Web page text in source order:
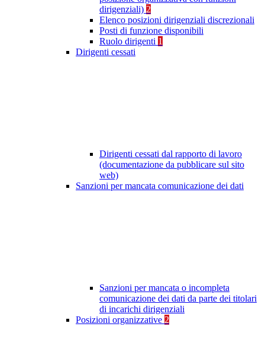
dirigenziali) 2
Elenco posizioni dirigenziali discrezionali
Posti di funzione disponibili
Ruolo dirigenti 1
Dirigenti cessati
Dirigenti cessati dal rapporto di lavoro
(documentazione da pubblicare sul sito
web)
Sanzioni per mancata comunicazione dei dati
Sanzioni per mancata o incompleta
comunicazione dei dati da parte dei titolari
di incarichi dirigenziali
Posizioni organizzative 2